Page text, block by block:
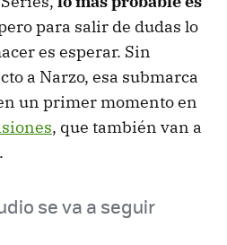
para salir de dudas lo
es esperar. Sin
a Narzo, esa submarca
un primer momento en
, que también van a
se va a seguir